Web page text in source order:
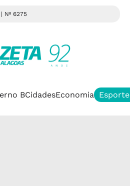
| Nº 6275
BCidadesEconomia